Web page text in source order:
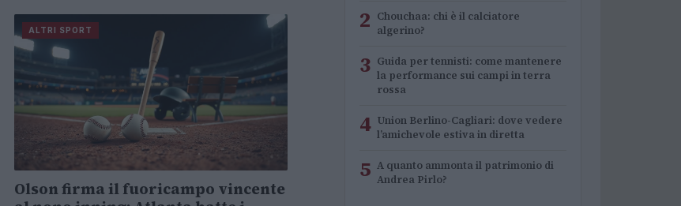
ALTRI SPORT
Olson firma il fuoricampo vincente
2 Chouchaa: chi è il calciatore
algerino?
3 Guida per tennisti: come mantenere
la performance sui campi in terra
rossa
4 Union Berlino-Cagliari: dove vedere
l’amichevole estiva in diretta
5 A quanto ammonta il patrimonio di
Andrea Pirlo?